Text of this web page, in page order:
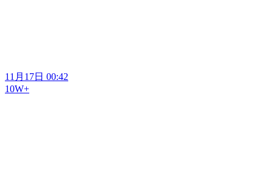
11月17日 00:42
10W+